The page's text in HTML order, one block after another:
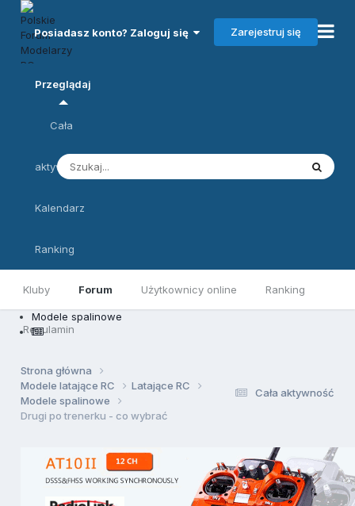
Posiadasz konto? Zaloguj się Zarejestruj się
Przeglądaj
Kluby Forum Użytkownicy online Ranking
Regulamin
Cała
aktywność
Kalendarz
Ranking
Modele spalinowe
Cała aktywność
Strona główna
Modele latające RC
Latające RC
Modele spalinowe
Drugi po trenerku - co wybrać